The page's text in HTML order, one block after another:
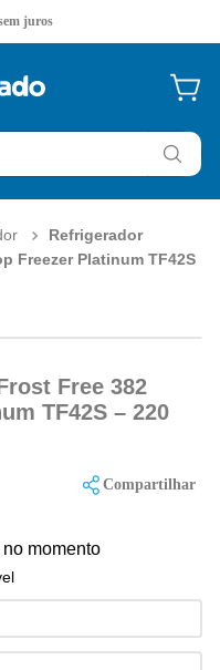
juros
Refrigerador
Freezer Platinum TF42S
Free 382
TF42S – 220
Compartilhar
momento